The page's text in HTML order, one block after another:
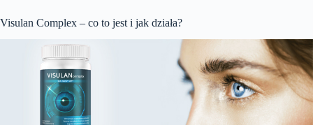
Visulan Complex – co to jest i jak działa?